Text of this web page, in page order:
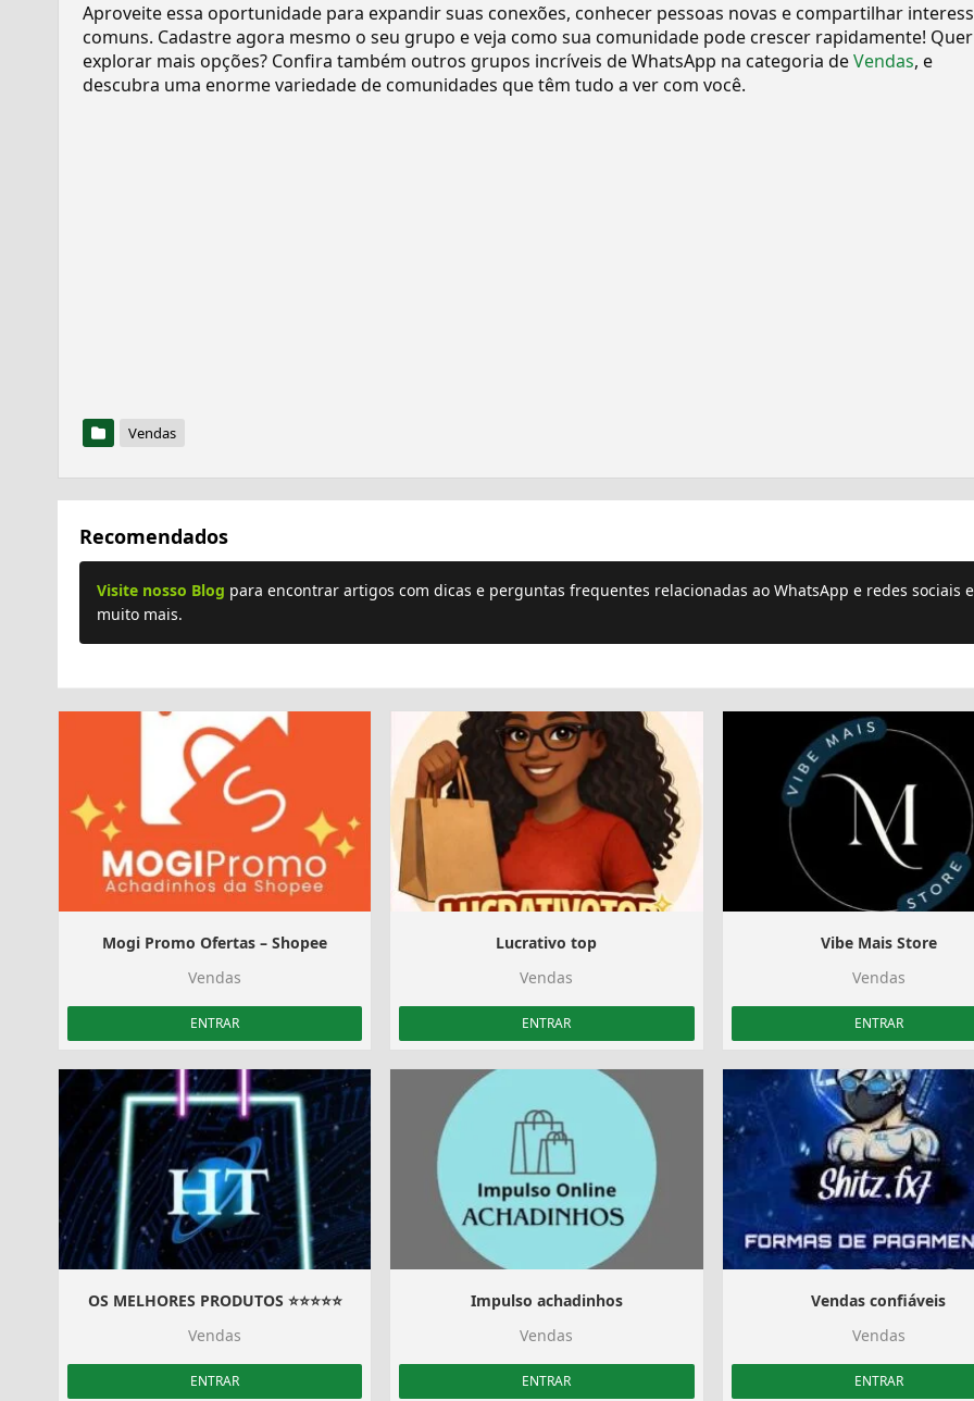
Aproveite essa oportunidade para expandir suas conexões, conhecer pessoas novas e compartilhar
comuns. Cadastre agora mesmo o seu grupo e veja como sua comunidade pode crescer rapidamente! Quer
explorar mais opções? Confira também outros grupos incríveis de WhatsApp na categoria deVendas, e
descubra uma enorme variedade de comunidades que têm tudo a ver com você.
Vendas
Recomendados
Visite nosso Blog para encontrar artigos com dicas e perguntas frequentes relacionadas ao WhatsApp e redes sociais e
muito mais.
Mogi Promo Ofertas – Shopee
Vendas
ENTRAR
Lucrativo top
Vendas
ENTRAR
Vibe Mais Store
Vendas
ENTRAR
OS MELHORES PRODUTOS ⭐⭐⭐⭐⭐
Vendas
ENTRAR
Impulso achadinhos
Vendas
ENTRAR
Vendas confiáveis
Vendas
ENTRAR